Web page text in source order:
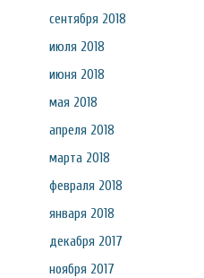
сентября 2018
июля 2018
июня 2018
мая 2018
апреля 2018
марта 2018
февраля 2018
января 2018
декабря 2017
ноября 2017